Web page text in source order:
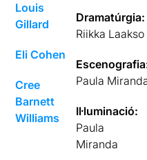
Louis
Gillard
Eli Cohen
Cree
Barnett
Williams
Dramatúrgia:
Riikka Laakso
Paula
Il·luminació:
Paula
Miranda